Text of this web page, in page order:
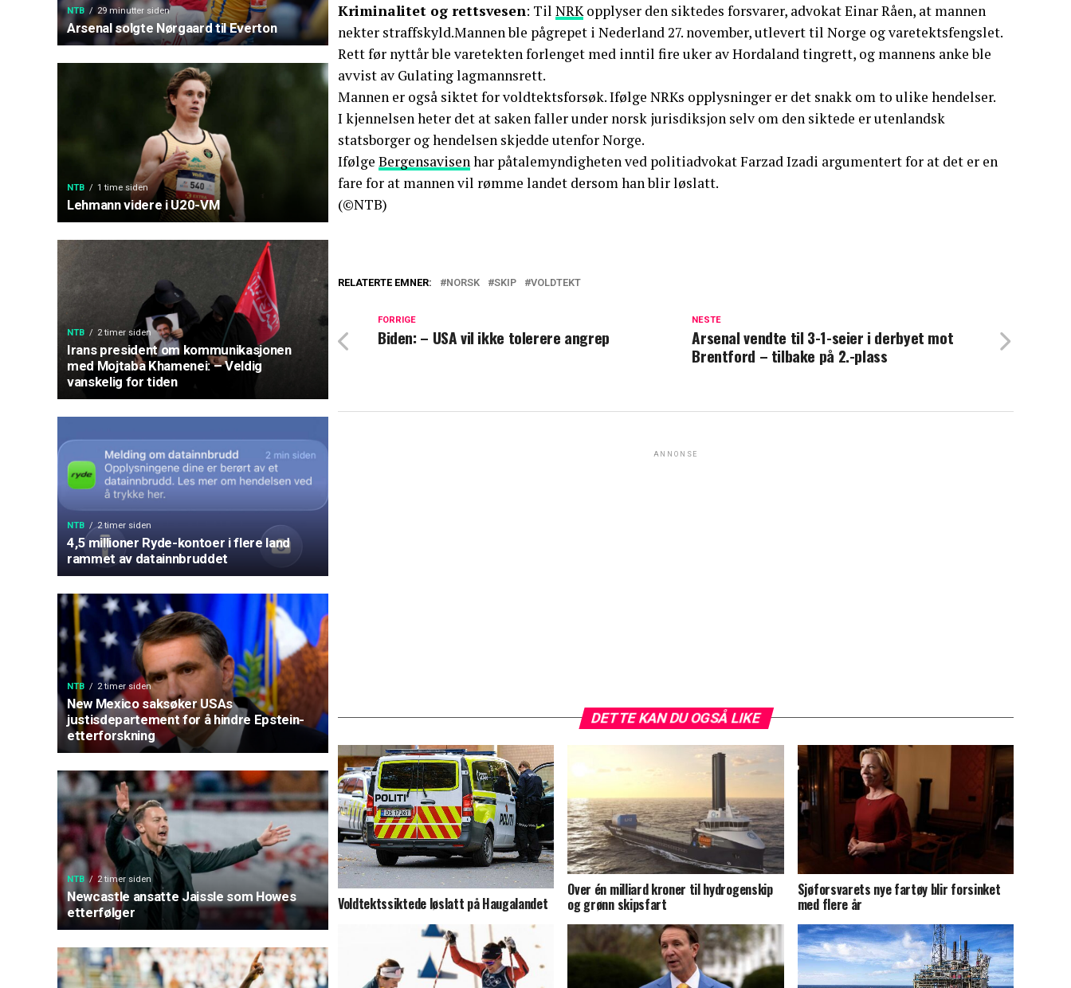
NTB 29 minutter siden
Arsenal solgte Nørgaard til Everton
NTB 1 time siden
Lehmann videre i U20-VM
NTB 2 timer siden
Irans president om kommunikasjonen
med Mojtaba Khamenei: – Veldig
vanskelig for tiden
NTB 2 timer siden
4,5 millioner Ryde-kontoer i flere land
rammet av datainnbruddet
NTB 2 timer siden
New Mexico saksøker USAs
justisdepartement for å hindre Epstein-
etterforskning
NTB 2 timer siden
Newcastle ansatte Jaissle som Howes
etterfølger
Kriminalitet og rettsvesen: Til NRKopplyser den siktedes forsvarer, advokat Einar Råen, at mannen
nekter straffskyld.Mannen ble pågrepet i Nederland 27. november, utlevert til Norge og varetektsfengslet.
Rett før nyttår ble varetekten forlenget med inntil fire uker av Hordaland tingrett, og mannens anke ble
avvist av Gulating lagmannsrett.
Mannen er også siktet for voldtektsforsøk. Ifølge NRKs opplysninger er det snakk om to ulike hendelser.
I kjennelsen heter det at saken faller under norsk jurisdiksjon selv om den siktede er utenlandsk
statsborger og hendelsen skjedde utenfor Norge.
Ifølge Bergensavisenhar påtalemyndigheten ved politiadvokat Farzad Izadi argumentert for at det er en
fare for at mannen vil rømme landet dersom han blir løslatt.
(©NTB)
RELATERTE EMNER: NORSK SKIP VOLDTEKT
NESTE
Arsenal vendte til 3-1-seier i derbyet mot
Brentford – tilbake på 2.-plass
FORRIGE
Biden: – USA vil ikke tolerere angrep
ANNONSE
DETTE KAN DU OGSÅ LIKE
Voldtektssiktede løslatt på Haugalandet
Over én milliard kroner til hydrogenskip
og grønn skipsfart
Sjøforsvarets nye fartøy blir forsinket
med flere år